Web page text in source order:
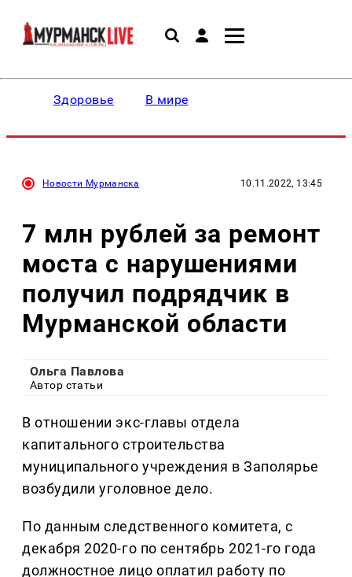
Здоровье В мире
Новости Мурманска 10.11.2022, 13:45
7 млн рублей за ремонт
моста с нарушениями
получил подрядчик в
Мурманской области
Ольга Павлова
Автор статьи
В отношении экс-главы отдела
капитального строительства
муниципального учреждения в Заполярье
возбудили уголовное дело.
По данным следственного комитета, с
декабря 2020-го по сентябрь 2021-го года
должностное лицо оплатил работу по